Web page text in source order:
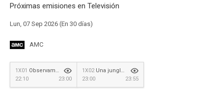
Próximas emisiones en Televisión
Lun, 07 Sep 2026 (En 30 días)
AMC
1X01 Observamos. Y siempre estamos ahí
22:10
23:00
1X02Una jungla de espejos
23:00
23:55